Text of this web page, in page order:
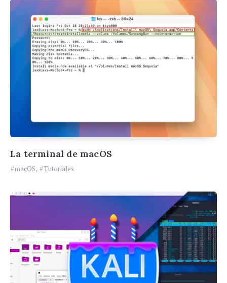
La terminal de macOS
macOS, Tutoriales